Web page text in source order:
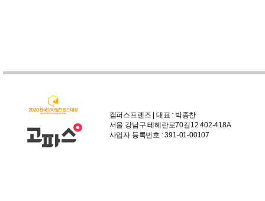
캠퍼스프렌즈 | 대표 : 박종찬
서울 강남구 테헤란로70길12 402-418A
사업자 등록번호 : 391-01-00107